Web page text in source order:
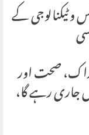
و ٹیکنالوجی کے
صحت اور
جاری رہے گا،